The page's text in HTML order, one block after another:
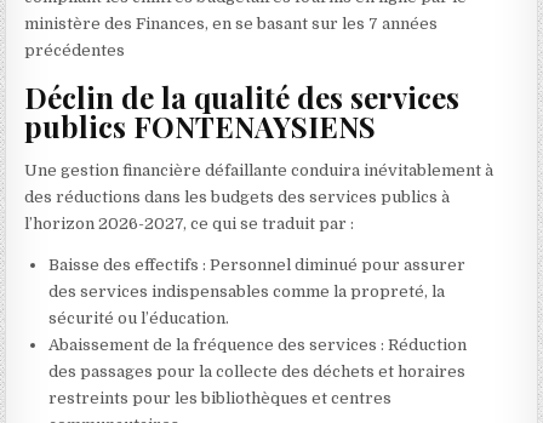
ministère des Finances, en se basant sur les 7 années
précédentes
Déclin de la qualité des services
publics FONTENAYSIENS
Une gestion financière défaillante conduira inévitablement à
des réductions dans les budgets des services publics à
l’horizon 2026-2027, ce qui se traduit par :
Baisse des effectifs : Personnel diminué pour assurer
des services indispensables comme la propreté, la
sécurité ou l’éducation.
Abaissement de la fréquence des services : Réduction
des passages pour la collecte des déchets et horaires
restreints pour les bibliothèques et centres